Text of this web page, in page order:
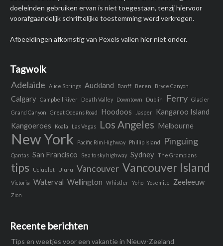
doeleinden gebruiken ervan is niet toegestaan, tenzij hiervoor
voorafgaandelijk schriftelijke toestemming werd verkregen.
Afbeeldingen afkomstig van Pexels vallen hier niet onder.
Tagwolk
Adelaide Alice Springs Auckland Banff Beren Bryce Canyon
Calgary Campbell River Death Valley Downtown Dublin Ferry Glacier
Grand Canyon
Great Oceans Road Hoodoos Jasper
Kangaroo Island
Kangoeroes
Koala Las Vegas Los Angeles Melbourne
New York Pacific Rim Highway Phillip Island Pinguing
Qantas San Francisco Sea to sky highway Sydney The Grampians
tips Ucluelet Uluru Vancouver Vancouver Island
Victoria Waterval Wellington Whistler Yoho Yosemite Zeeleeuw
Zion
Recente berichten
Tips en weetjes voor een vakantie in Nieuw-Zeeland